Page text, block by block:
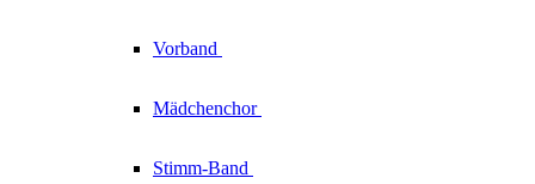
Vorband
Mädchenchor
Stimm-Band